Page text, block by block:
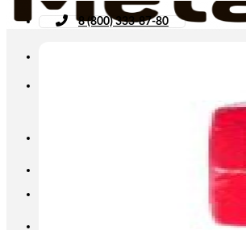
INFO@METALL-FURNITURE.RU
8 (800) 333-87-80